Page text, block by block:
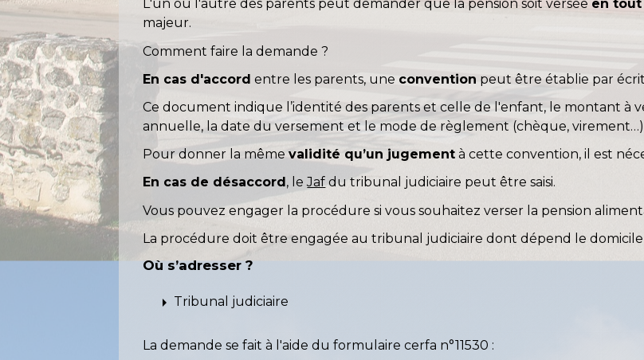
L'un ou l'autre des parents peut demander que la pension soit versée en
majeur.
Comment faire la demande ?
En cas d'accord entre les parents, une convention peut être établie par
Ce document indique l’identité des parents et celle de l'enfant, le montant à
annuelle, la date du versement et le mode de règlement (chèque,
Pour donner la mêmevalidité qu’un jugement à cette convention, il est
En cas de désaccord , leJaf du tribunal judiciaire peut être saisi.
Vous pouvez engager la procédure si vous souhaitez verser la pension
La procédure doit être engagée au tribunal judiciaire dont dépend le
Où s’adresser ?
arrow_right Tribunal judiciaire
La demande se fait à l'aide du formulaire cerfa n°11530 :